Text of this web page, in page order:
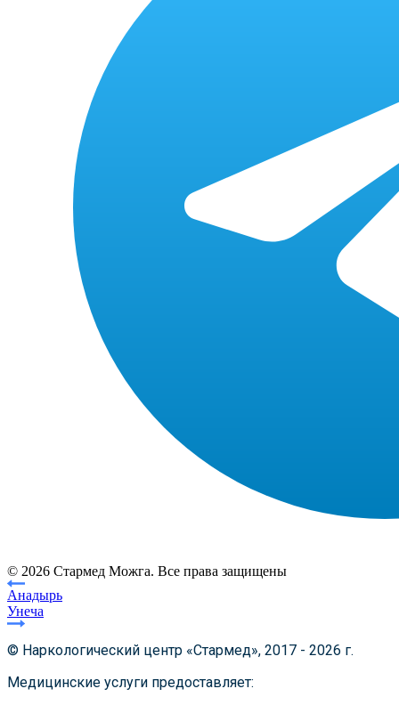
© 2026 Стармед Можга. Все права защищены
Анадырь
Унеча
© Наркологический центр «Стармед», 2017 - 2026 г.
Медицинские услуги предоставляет: